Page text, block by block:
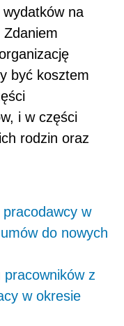
na
Zdaniem
być kosztem
i w części
rodzin oraz
w
do nowych
pracowników z
w okresie